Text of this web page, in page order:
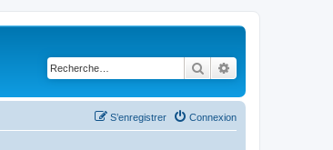
Rechercher
Connexion
S’enregistrer